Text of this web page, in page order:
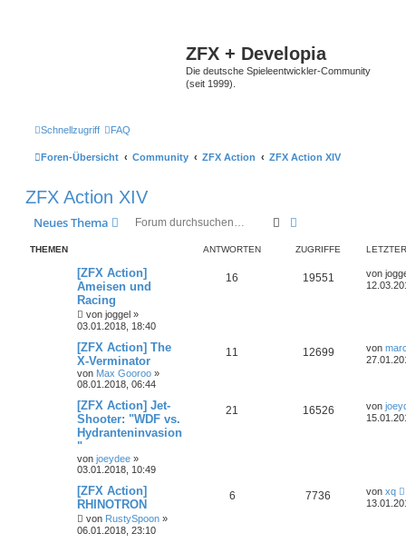
ZFX + Developia
Die deutsche Spieleentwickler-Community
(seit 1999).
Schnellzugriff FAQ
Foren-Übersicht Community ZFX Action ZFX Action XIV
ZFX Action XIV
Neues Thema Suche
THEMEN ANTWORTEN ZUGRIFFE
[ZFX Action]
Ameisen und
Racing
von joggel »
03.01.2018, 18:40
16 19551 von
[ZFX Action] The
X-Verminator
von Max Gooroo »
08.01.2018, 06:44
11 12699 von
[ZFX Action] Jet-
Shooter: "WDF vs.
Hydranteninvasion
"
von joeydee »
03.01.2018, 10:49
21 16526 von
[ZFX Action]
RHINOTRON
von RustySpoon »
06.01.2018, 23:10
6 7736 von xq